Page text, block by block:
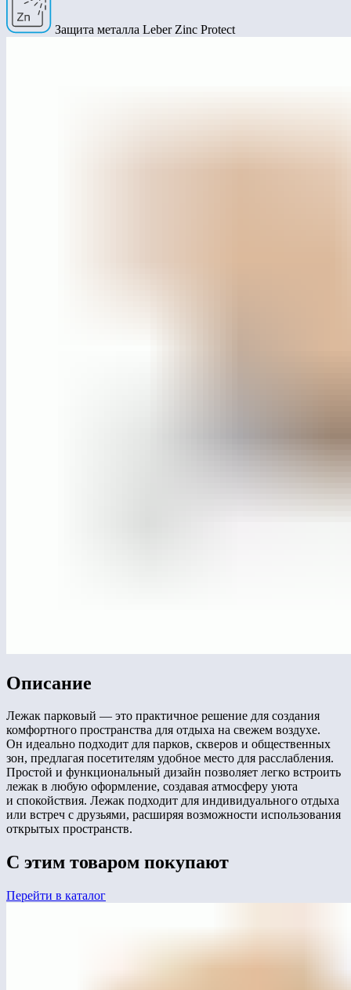
Защита металла Leber Zinc Protect
Описание
Лежак парковый — это практичное решение для создания
комфортного пространства для отдыха на свежем воздухе.
Он идеально подходит для парков, скверов и общественных
зон, предлагая посетителям удобное место для расслабления.
Простой и функциональный дизайн позволяет легко встроить
лежак в любую оформление, создавая атмосферу уюта
и спокойствия. Лежак подходит для индивидуального отдыха
или встреч с друзьями, расширяя возможности использования
открытых пространств.
С этим товаром покупают
Перейти в каталог